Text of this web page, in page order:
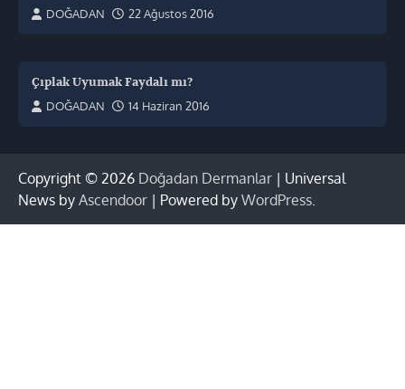
DOĞADAN
22 Ağustos 2016
Çıplak Uyumak Faydalı mı?
DOĞADAN
14 Haziran 2016
Copyright © 2026 Doğadan Dermanlar | Universal
News by Ascendoor | Powered by WordPress.